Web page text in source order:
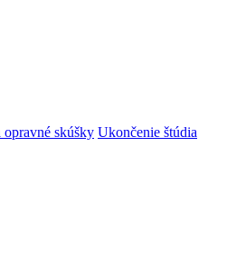
opravné skúšky Ukončenie štúdia